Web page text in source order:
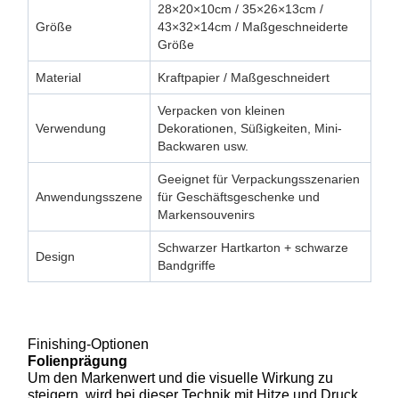
Größe
28×20×10cm / 35×26×13cm /
43×32×14cm / Maßgeschneiderte
Größe
Material Kraftpapier / Maßgeschneidert
Verwendung
Verpacken von kleinen
Dekorationen, Süßigkeiten, Mini-
Backwaren usw.
Anwendungsszene
Geeignet für Verpackungsszenarien
für Geschäftsgeschenke und
Markensouvenirs
Design
Schwarzer Hartkarton + schwarze
Bandgriffe
Finishing-Optionen
Folienprägung
Um den Markenwert und die visuelle Wirkung zu
steigern, wird bei dieser Technik mit Hitze und Druck